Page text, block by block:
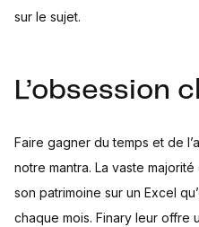
sur le sujet.
L’obsession
Faire gagner du temps et de
notre mantra. La vaste
son patrimoine sur un Excel
chaque mois. Finary leur offre